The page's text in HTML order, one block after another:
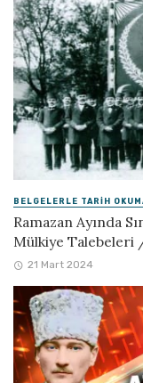
BELGELERLE TARIH
Ramazan Ayında
Mülkiye Talebeleri
21 Mart 2024